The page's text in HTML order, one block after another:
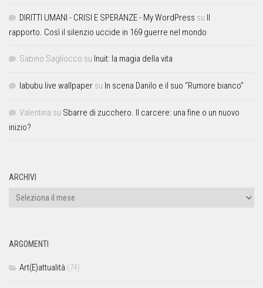
DIRITTI UMANI - CRISI E SPERANZE - My WordPress su Il
rapporto. Così il silenzio uccide in 169 guerre nel mondo
Sabino Sagliocco su Inuit: la magia della vita
labubu live wallpaper su In scena Danilo e il suo “Rumore bianco”
Valentina su Sbarre di zucchero. Il carcere: una fine o un nuovo
inizio?
ARCHIVI
ARGOMENTI
Art(E)attualità (74)